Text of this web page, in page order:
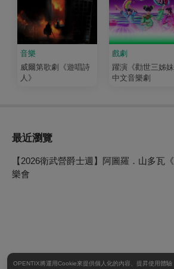
音樂
威爾第歌劇《遊唱詩
人》
戲劇
躍演《勸世三姊妹
中文音樂劇
最近瀏覽
【2026衛武營爵士週】阿圖羅．山多瓦
樂會
OPENTIX將運用Cookie來提供個人化的內容、提昇使用體驗